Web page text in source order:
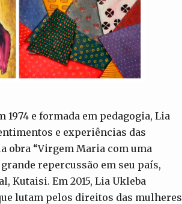
e formada em pedagogia, Lia
e experiências das
obra “Virgem Maria com uma
grande repercussão em seu país,
Kutaisi. Em 2015, Lia Ukleba
lutam pelos direitos das mulheres